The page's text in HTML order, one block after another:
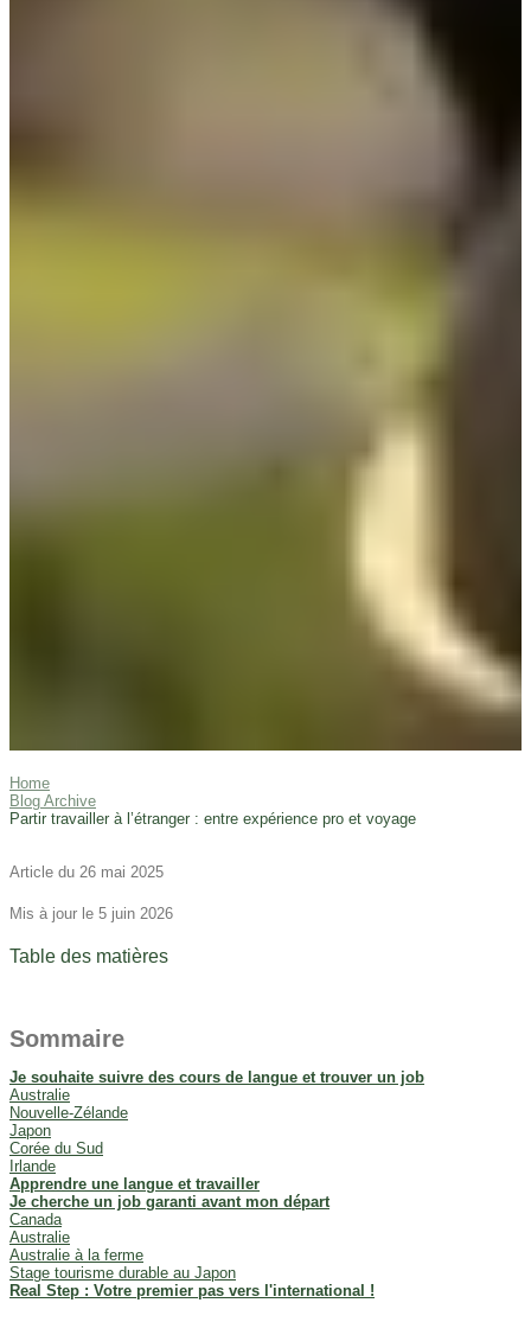
Home
Blog Archive
Partir travailler à l’étranger : entre expérience pro et voyage
Article du 26 mai 2025
Mis à jour le 5 juin 2026
Table des matières
Sommaire
Je souhaite suivre des cours de langue et trouver un job
Australie
Nouvelle-Zélande
Japon
Corée du Sud
Irlande
Apprendre une langue et travailler
Je cherche un job garanti avant mon départ
Canada
Australie
Australie à la ferme
Stage tourisme durable au Japon
Real Step : Votre premier pas vers l'international !